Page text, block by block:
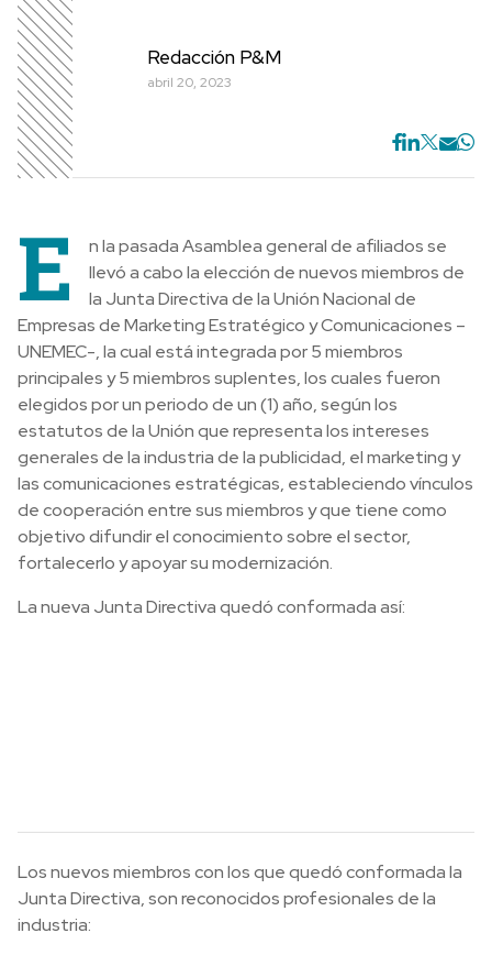
Redacción P&M
abril 20, 2023
E
n la pasada Asamblea general de afiliados se
llevó a cabo la elección de nuevos miembros de
la Junta Directiva de la Unión Nacional de
Empresas de Marketing Estratégico y Comunicaciones –
UNEMEC-, la cual está integrada por 5 miembros
principales y 5 miembros suplentes, los cuales fueron
elegidos por un periodo de un (1) año, según los
estatutos de la Unión que representa los intereses
generales de la industria de la publicidad, el marketing y
las comunicaciones estratégicas, estableciendo vínculos
de cooperación entre sus miembros y que tiene como
objetivo difundir el conocimiento sobre el sector,
fortalecerlo y apoyar su modernización.
La nueva Junta Directiva quedó conformada así:
Los nuevos miembros con los que quedó conformada la
Junta Directiva, son reconocidos profesionales de la
industria: